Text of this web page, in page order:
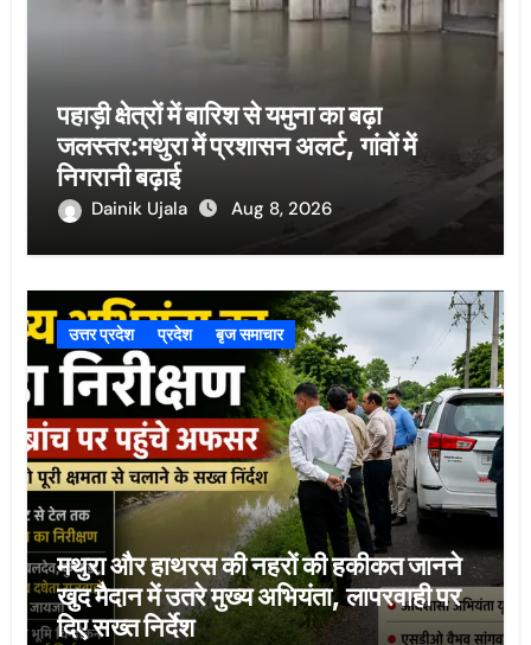
पहाड़ी क्षेत्रों में बारिश से यमुना का बढ़ा
जलस्तर:मथुरा में प्रशासन अलर्ट, गांवों में
निगरानी बढ़ाई
Dainik Ujala Aug 8, 2026
उत्तर प्रदेश प्रदेश बृज समाचार
मथुरा और हाथरस की नहरों की हकीकत जानने
खुद मैदान में उतरे मुख्य अभियंता, लापरवाही पर
दिए सख्त निर्देश